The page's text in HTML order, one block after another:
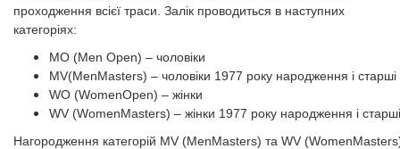
проходження всієї траси. Залік проводиться в наступних
категоріях:
MO (Men Open) – чоловіки
MV(MenMasters) – чоловіки 1977 року народження і старші
WO (WomenOpen) – жінки
WV (WomenMasters) – жінки 1977 року народження і старші
Нагородження категорій MV (MenMasters) та WV